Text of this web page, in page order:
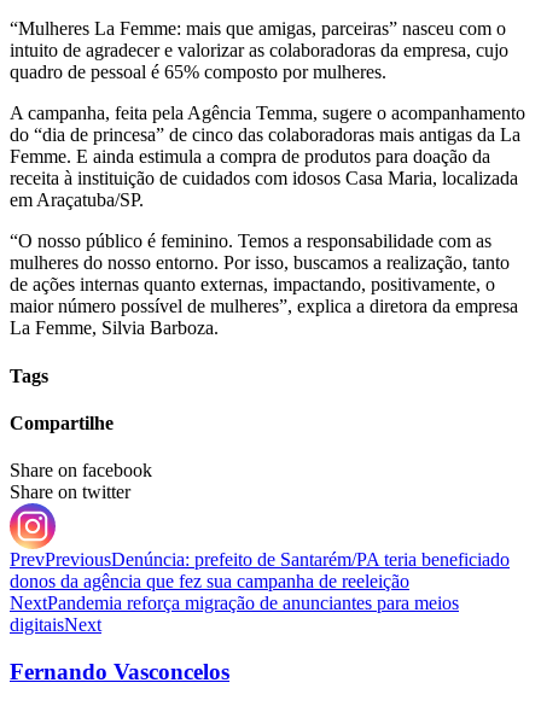
“Mulheres La Femme: mais que amigas, parceiras” nasceu com o
intuito de agradecer e valorizar as colaboradoras da empresa, cujo
quadro de pessoal é 65% composto por mulheres.
A campanha, feita pela Agência Temma, sugere o acompanhamento
do “dia de princesa” de cinco das colaboradoras mais antigas da La
Femme. E ainda estimula a compra de produtos para doação da
receita à instituição de cuidados com idosos Casa Maria, localizada
em Araçatuba/SP.
“O nosso público é feminino. Temos a responsabilidade com as
mulheres do nosso entorno. Por isso, buscamos a realização, tanto
de ações internas quanto externas, impactando, positivamente, o
maior número possível de mulheres”, explica a diretora da empresa
La Femme, Silvia Barboza.
Tags
Compartilhe
Share on facebook
Share on twitter
PrevPreviousDenúncia: prefeito de Santarém/PA teria beneficiado
donos da agência que fez sua campanha de reeleição
NextPandemia reforça migração de anunciantes para meios
digitaisNext
Fernando Vasconcelos